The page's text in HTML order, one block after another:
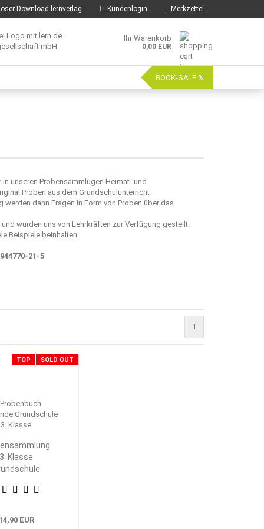
Download lernverlag Kundenlogin Merkzettel
Ihr Warenkorb
0,00 EUR
BOOK-SALE %
unseren Probensammlugen Heimat- und
Proben aus dem Grundschulunterricht
dann Fragen in Form von Proben über das
wurden uns von Lehrkräften zur Verfügung gestellt.
Beispiele beinhalten.
21-5
1
TOP SOLD OUT
Klasse
EUR